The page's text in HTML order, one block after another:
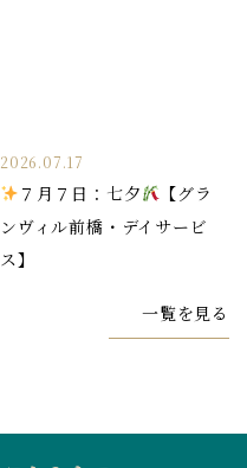
2026.07.17
７月７日：七夕
【グラ
ンヴィル前橋・デイサービ
ス】
一覧を見る